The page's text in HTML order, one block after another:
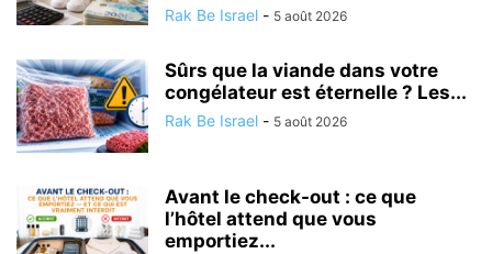
Rak Be Israel - 5 août 2026
Sûrs que la viande dans votre
congélateur est éternelle ? Les...
Rak Be Israel - 5 août 2026
Avant le check-out : ce que
l’hôtel attend que vous
emportiez...